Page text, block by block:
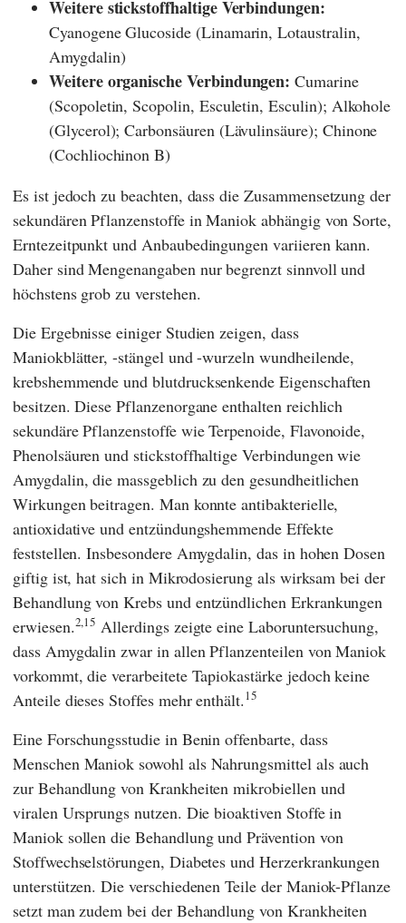
Weitere stickstoffhaltige Verbindungen:
Cyanogene Glucoside (Linamarin, Lotaustralin,
Amygdalin)
Weitere organische Verbindungen:Cumarine
(Scopoletin, Scopolin, Esculetin, Esculin); Alkohole
(Glycerol); Carbonsäuren (Lävulinsäure); Chinone
(Cochliochinon B)
Es ist jedoch zu beachten, dass die Zusammensetzung der
sekundären Pflanzenstoffe in Maniok abhängig von Sorte,
Erntezeitpunkt und Anbaubedingungen variieren kann.
Daher sind Mengenangaben nur begrenzt sinnvoll und
höchstens grob zu verstehen.
Die Ergebnisse einiger Studien zeigen, dass
Maniokblätter, -stängel und -wurzeln wundheilende,
krebshemmende und blutdrucksenkende Eigenschaften
besitzen. Diese Pflanzenorgane enthalten reichlich
sekundäre Pflanzenstoffe wie Terpenoide, Flavonoide,
Phenolsäuren und stickstoffhaltige Verbindungen wie
Amygdalin, die massgeblich zu den gesundheitlichen
Wirkungen beitragen. Man konnte antibakterielle,
antioxidative und entzündungshemmende Effekte
feststellen. Insbesondere Amygdalin, das in hohen Dosen
giftig ist, hat sich in Mikrodosierung als wirksam bei der
Behandlung von Krebs und entzündlichen Erkrankungen
erwiesen.2,15 Allerdings zeigte eine Laboruntersuchung,
dass Amygdalin zwar in allen Pflanzenteilen von Maniok
vorkommt, die verarbeitete Tapiokastärke jedoch keine
Anteile dieses Stoffes mehr enthält.15
Eine Forschungsstudie in Benin offenbarte, dass
Menschen Maniok sowohl als Nahrungsmittel als auch
zur Behandlung von Krankheiten mikrobiellen und
viralen Ursprungs nutzen. Die bioaktiven Stoffe in
Maniok sollen die Behandlung und Prävention von
Stoffwechselstörungen, Diabetes und Herzerkrankungen
unterstützen. Die verschiedenen Teile der Maniok-Pflanze
setzt man zudem bei der Behandlung von Krankheiten